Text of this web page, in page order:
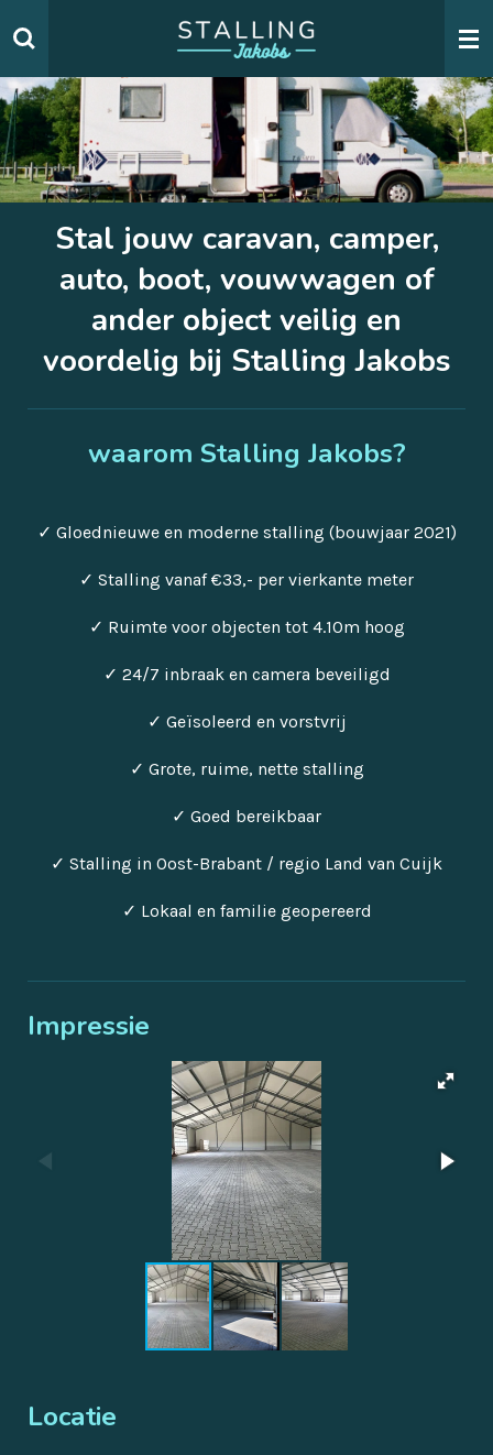
Ga
direct
naar
de
hoofdinhoud
Stal jouw caravan, camper,
auto, boot, vouwwagen of
ander object veilig en
voordelig bij Stalling Jakobs
waarom Stalling Jakobs?
✓ Gloednieuwe en moderne stalling (bouwjaar 2021)
✓ Stalling vanaf €33,- per vierkante meter
✓ Ruimte voor objecten tot 4.10m hoog
✓ 24/7 inbraak en camera beveiligd
✓ Geïsoleerd en vorstvrij
✓ Grote, ruime, nette stalling
✓ Goed bereikbaar
✓ Stalling in Oost-Brabant / regio Land van Cuijk
✓ Lokaal en familie geopereerd
Impressie
Locatie